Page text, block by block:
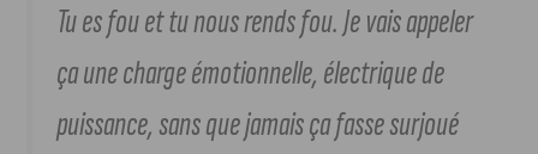
Tu es fou et tu nous rends fou. Je vais appeler
ça une charge émotionnelle, électrique de
puissance, sans que jamais ça fasse surjoué